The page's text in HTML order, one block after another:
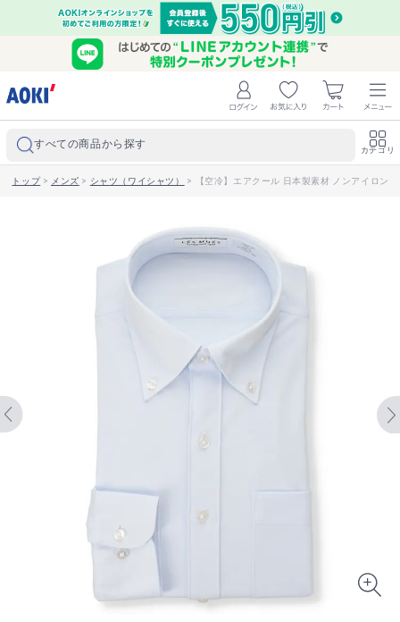
すべての商品から探す カテゴリ
トップ> メンズ > シャツ（ワイシャツ） > 【空冷】エアクール 日本製素材 ノンアイロン